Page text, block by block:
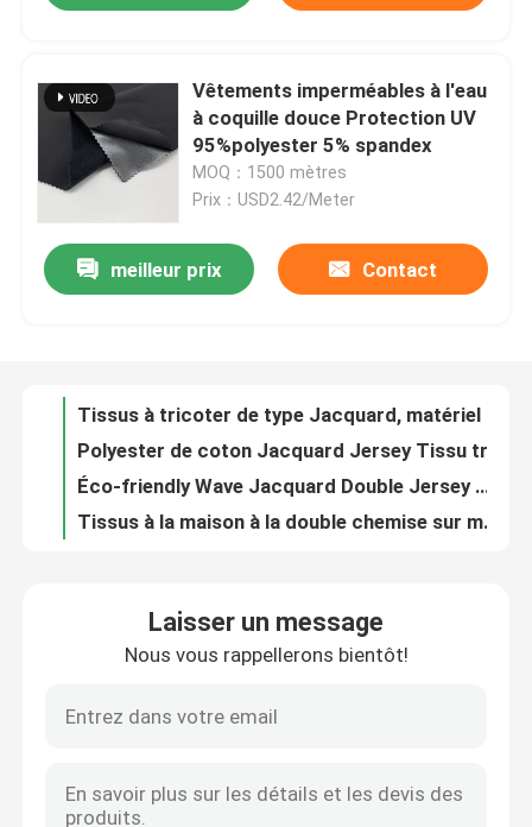
À la maison
Vidéos
Visite de l'usine
Contrôle de la qualité
Demandez un devis
Tissu visqueux de toile
Vêtements imperméables à l'eau
à coquille douce Protection UV
95%polyester 5% spandex
MOQ：1500 mètres
Prix：USD2.42/Meter
meilleur prix Contact
Tissus à tricoter de type Jacquard, matériel de fabrication 98%P 2%Sp 160cm 360gsm C13-094
Tissus de tricot à base de jacquard de taille moyenne GSM 98%Polyester 2%Spandex 16CM 300GSN F01-050
Forme Différentes techniques de couleur Séquins brodés Matériau M01-043
Vérités de l'écriture
Laisser un message
Nous vous rappellerons bientôt!